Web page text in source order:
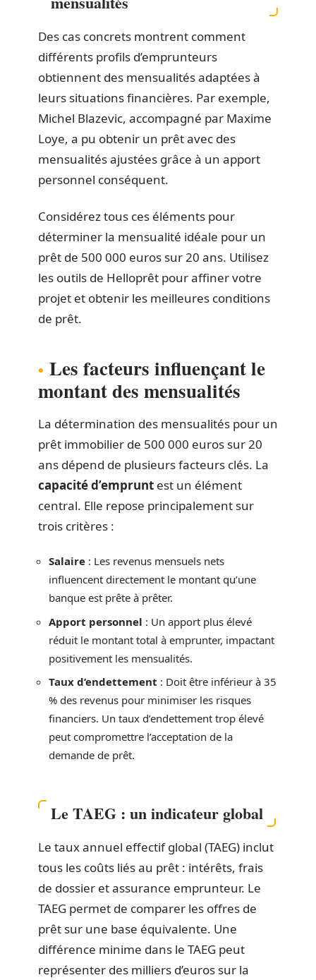
Des cas concrets montrent comment
différents profils d’emprunteurs
obtiennent des mensualités adaptées à
leurs situations financières. Par exemple,
Michel Blazevic, accompagné par Maxime
Loye, a pu obtenir un prêt avec des
mensualités ajustées grâce à un apport
personnel conséquent.
Considérez tous ces éléments pour
déterminer la mensualité idéale pour un
prêt de 500 000 euros sur 20 ans. Utilisez
les outils de Helloprêt pour affiner votre
projet et obtenir les meilleures conditions
de prêt.
Les facteurs influençant le
montant des mensualités
La détermination des mensualités pour un
prêt immobilier de 500 000 euros sur 20
ans dépend de plusieurs facteurs clés. La
capacité d’emprunt est un élément
central. Elle repose principalement sur
trois critères :
Salaire : Les revenus mensuels nets
influencent directement le montant qu’une
banque est prête à prêter.
Apport personnel : Un apport plus élevé
réduit le montant total à emprunter, impactant
positivement les mensualités.
Taux d’endettement : Doit être inférieur à 35
% des revenus pour minimiser les risques
financiers. Un taux d’endettement trop élevé
peut compromettre l’acceptation de la
demande de prêt.
Le TAEG : un indicateur global
Le taux annuel effectif global (TAEG) inclut
tous les coûts liés au prêt : intérêts, frais
de dossier et assurance emprunteur. Le
TAEG permet de comparer les offres de
prêt sur une base équivalente. Une
différence minime dans le TAEG peut
représenter des milliers d’euros sur la